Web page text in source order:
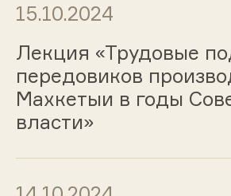
15.10.2024
Лекция «Трудовые
передовиков
Махкетыи в годы
власти»